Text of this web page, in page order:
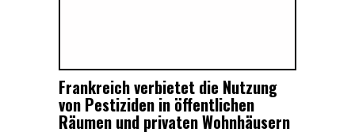
Frankreich verbietet die Nutzung
von Pestiziden in öffentlichen
Räumen und privaten Wohnhäusern